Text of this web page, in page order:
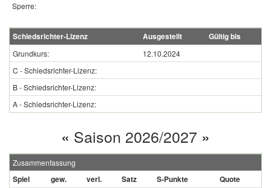
Sperre:
Schiedsrichter-Lizenz Ausgestellt Gültig bis
Grundkurs:
12.10.2024
C - Schiedsrichter-Lizenz:
B - Schiedsrichter-Lizenz:
A - Schiedsrichter-Lizenz:
« Saison 2026/2027 »
Zusammenfassung
Spiel gew. verl. Satz S-Punkte Quote